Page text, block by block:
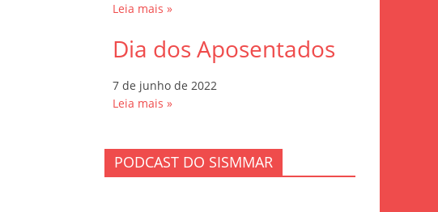
Leia mais »
Dia dos Aposentados
7 de junho de 2022
Leia mais »
PODCAST DO SISMMAR